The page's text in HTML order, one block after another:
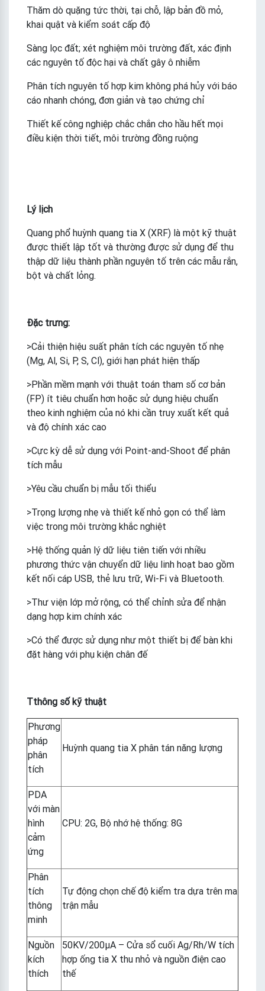
Thăm dò quặng tức thời, tại chỗ, lập bản đồ mỏ,
khai quật và kiểm soát cấp độ
Sàng lọc đất; xét nghiệm môi trường đất, xác định
các nguyên tố độc hại và chất gây ô nhiễm
Phân tích nguyên tố hợp kim không phá hủy với báo
cáo nhanh chóng, đơn giản và tạo chứng chỉ
Thiết kế công nghiệp chắc chắn cho hầu hết mọi
điều kiện thời tiết, môi trường đồng ruộng
Lý lịch
Quang phổ huỳnh quang tia X (XRF) là một kỹ thuật
được thiết lập tốt và thường được sử dụng để thu
thập dữ liệu thành phần nguyên tố trên các mẫu rắn,
bột và chất lỏng.
Đặc trưng:
>Cải thiện hiệu suất phân tích các nguyên tố nhẹ
(Mg, Al, Si, P, S, Cl), giới hạn phát hiện thấp
>Phần mềm mạnh với thuật toán tham số cơ bản
(FP) ít tiêu chuẩn hơn hoặc sử dụng hiệu chuẩn
theo kinh nghiệm của nó khi cần truy xuất kết quả
và độ chính xác cao
>Cực kỳ dễ sử dụng với Point-and-Shoot để phân
tích mẫu
>Yêu cầu chuẩn bị mẫu tối thiểu
>Trọng lượng nhẹ và thiết kế nhỏ gọn có thể làm
việc trong môi trường khắc nghiệt
>Hệ thống quản lý dữ liệu tiên tiến với nhiều
phương thức vận chuyển dữ liệu linh hoạt bao gồm
kết nối cáp USB, thẻ lưu trữ, Wi-Fi và Bluetooth.
>Thư viện lớp mở rộng, có thể chỉnh sửa để nhận
dạng hợp kim chính xác
>Có thể được sử dụng như một thiết bị để bàn khi
đặt hàng với phụ kiện chân đế
Tthông số kỹ thuật
Phương
pháp
phân
tích
Huỳnh quang tia X phân tán năng lượng
PDA
với màn
hình
cảm
ứng
CPU: 2G, Bộ nhớ hệ thống: 8G
Phân
tích
thông
minh
Tự động chọn chế độ kiểm tra dựa trên ma
trận mẫu
Nguồn
kích
thích
50KV/200µA – Cửa sổ cuối Ag/Rh/W tích
hợp ống tia X thu nhỏ và nguồn điện cao
thế